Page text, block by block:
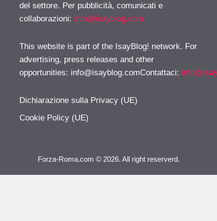
del settore. Per pubblicità, comunicati e
collaborazioni: info@isayblog.com
This website is part of the IsayBlog! network. For
advertising, press releases and other
opportunities: info@isayblog.comContattaci:
Dichiarazione sulla Privacy (UE)
Cookie Policy (UE)
Forza-Roma.com © 2026. All right reserverd.